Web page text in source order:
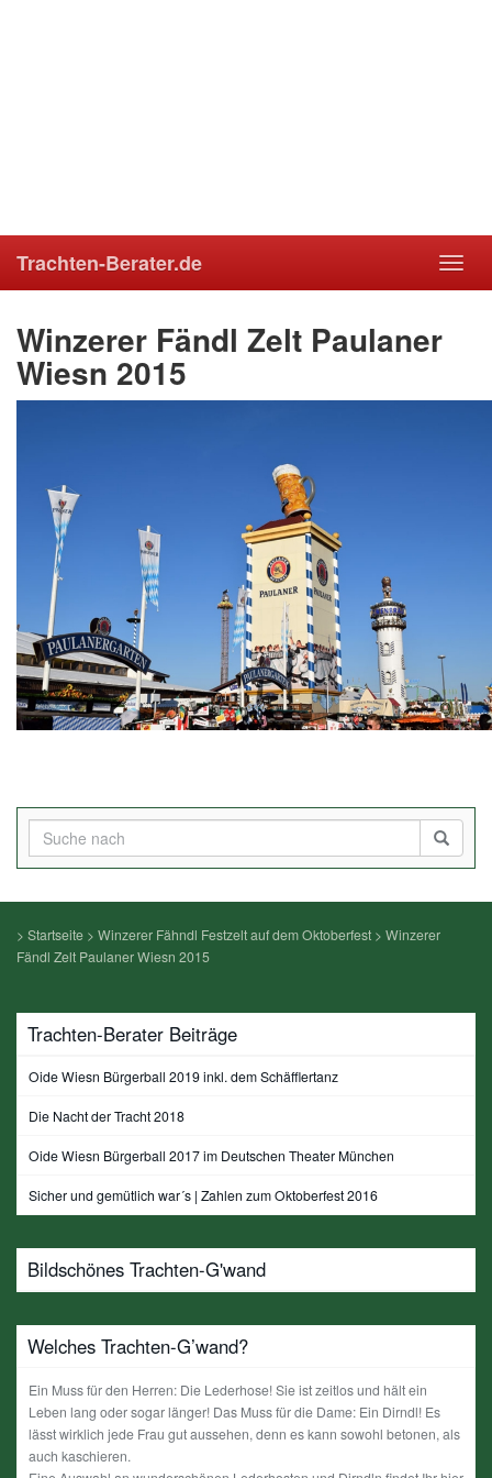
Trachten-Berater.de
Winzerer Fändl Zelt Paulaner
Wiesn 2015
> Startseite > Winzerer Fähndl Festzelt auf dem Oktoberfest > Winzerer
Fändl Zelt Paulaner Wiesn 2015
Trachten-Berater Beiträge
Oide Wiesn Bürgerball 2019 inkl. dem Schäfflertanz
Die Nacht der Tracht 2018
Oide Wiesn Bürgerball 2017 im Deutschen Theater München
Sicher und gemütlich war´s | Zahlen zum Oktoberfest 2016
Bildschönes Trachten-G'wand
Welches Trachten-G’wand?
Ein Muss für den Herren: Die Lederhose! Sie ist zeitlos und hält ein
Leben lang oder sogar länger! Das Muss für die Dame: Ein Dirndl! Es
lässt wirklich jede Frau gut aussehen, denn es kann sowohl betonen, als
auch kaschieren.